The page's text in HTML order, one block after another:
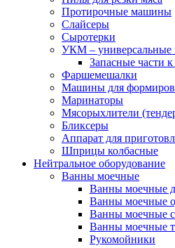
Протирочные машины
Слайсеры
Сыротерки
УКМ –
Запасные части
Фаршемешалки
Машины для
Маринаторы
Мясорыхлители
Бликсеры
Аппарат для
Шприцы колбасные
Нейтральное оборудование
Ванны моечные
Ванны моечные
Ванны моечные
Ванны моечные с
Ванны моечные
Рукомойники